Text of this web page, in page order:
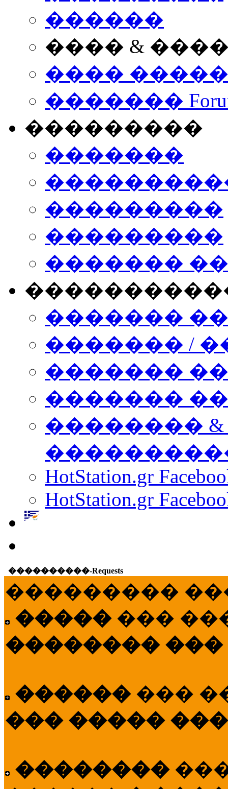
������
���� &
����
�������
���������
�������
���������
���������
�������
�������
������� /
�������
������� ���
��������
HotStation.gr
HotStation.gr
����������-Requests
���������
����� ���
�������� ���
������ ���
��� �����
��������